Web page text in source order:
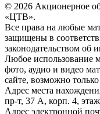
© 2026 Акционерное
«ЦТВ».
Все права на любые
защищены в
законодательством об
Любое использование
фото, аудио и видео
сайте, возможно
Адрес места
пр-т, 37 А, корп. 4,
Адрес электронной